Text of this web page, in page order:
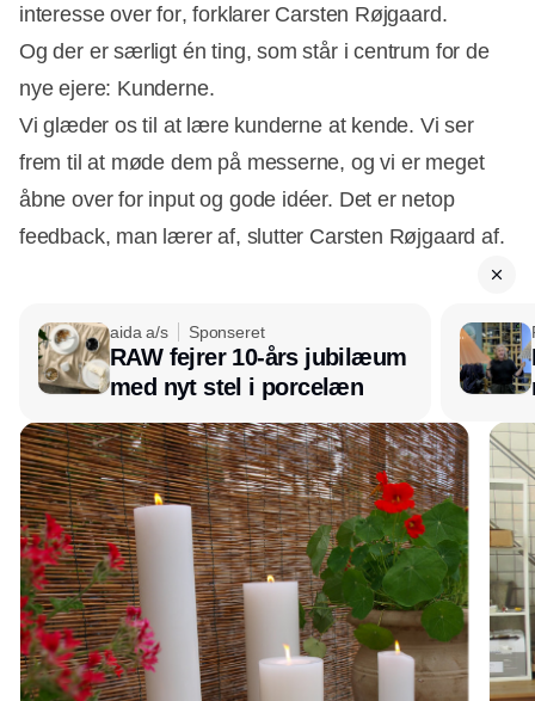
interesse over for, forklarer Carsten Røjgaard.
Og der er særligt én ting, som står i centrum for de
nye ejere: Kunderne.
Vi glæder os til at lære kunderne at kende. Vi ser
frem til at møde dem på messerne, og vi er meget
åbne over for input og gode idéer. Det er netop
feedback, man lærer af, slutter Carsten Røjgaard af.
aida a/s Sponseret
RAW fejrer 10-års jubilæum
med nyt stel i porcelæn